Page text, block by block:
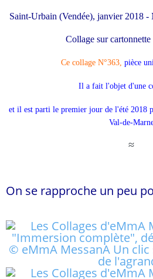
Saint-Urbain (Vendée), janvier 2018 -
Collage sur
Ce collage N°363, pièce
Il a fait l'objet d'une
et il est parti le premier jour de l'été 2018
Val-de-
≈
On se rapproche un peu